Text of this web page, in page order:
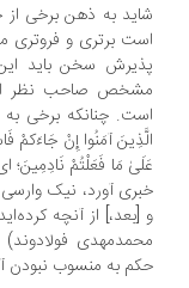
به ذهن برخی از
برتری و فروتری معرفتی
سخن باید این
صاحب نظر است، پس
چنانکه برخی به خطا
آمَنُوا إِنْ جَاءَکمْ فَاسِقٌ
مَا فَعَلْتُمْ نَادِمِینَ؛ ای
آورد، نیک وارسی کنید،
فولادوند)
به منسوب نبودن آن به